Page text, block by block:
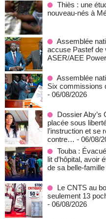
Thiès : une
nouveau-nés à
Assemblée
accuse Pastef de
ASER/AEE
Assemblée
Six commissions
- 06/08/2026
Dossier Aby’s
placée sous
l’instruction et se
contre… - 06/08/
Touba :
lit d’hôpital, avoir
de sa belle-
Le CNTS au
seulement 13
- 06/08/2026